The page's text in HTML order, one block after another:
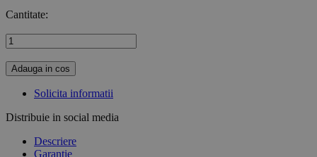
Cantitate:
Adauga in cos
Solicita informatii
Distribuie in social media
Descriere
Garantie